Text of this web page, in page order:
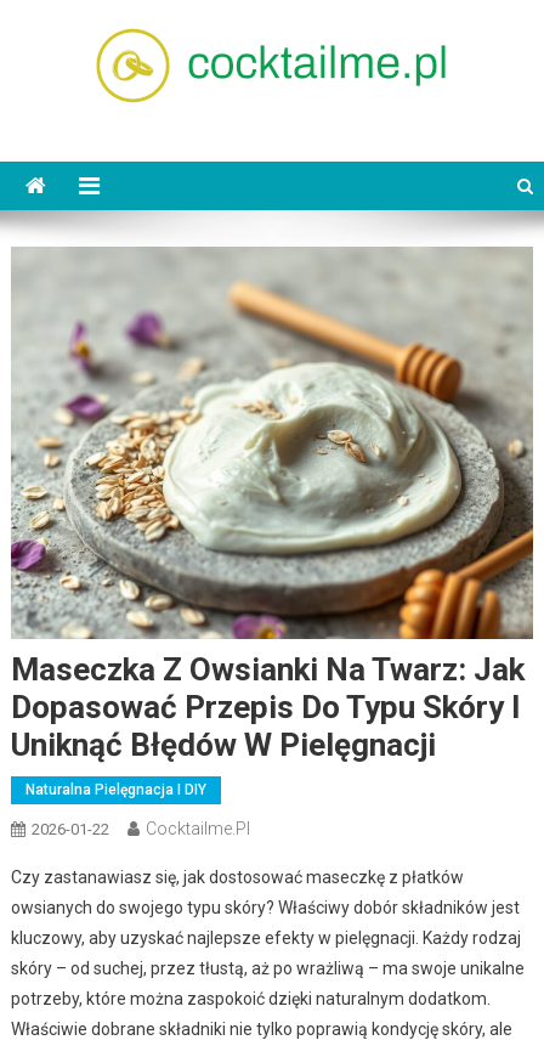
Maseczka Z Owsianki Na Twarz: Jak
Dopasować Przepis Do Typu Skóry I
Uniknąć Błędów W Pielęgnacji
Naturalna Pielęgnacja I DIY
2026-01-22 Cocktailme.pl
Czy zastanawiasz się, jak dostosować maseczkę z płatków
owsianych do swojego typu skóry? Właściwy dobór składników jest
kluczowy, aby uzyskać najlepsze efekty w pielęgnacji. Każdy rodzaj
skóry – od suchej, przez tłustą, aż po wrażliwą – ma swoje unikalne
potrzeby, które można zaspokoić dzięki naturalnym dodatkom.
Właściwie dobrane składniki nie tylko poprawią kondycję skóry, ale